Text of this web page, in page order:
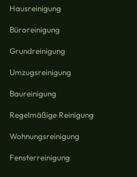
Hausreinigung
Büroreinigung
Grundreinigung
Umzugsreinigung
Baureinigung
Regelmäßige Reinigung
Wohnungsreinigung
Fensterreinigung